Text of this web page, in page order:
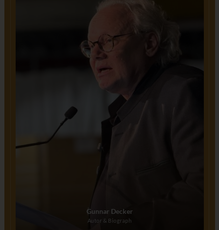
Gunnar Decker
Autor & Biograph